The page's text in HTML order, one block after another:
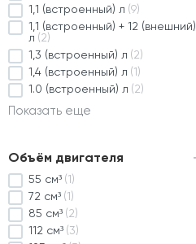
1,1 (встроенный) л (9)
1,1 (встроенный) + 12 (внешний)
л (2)
1,3 (встроенный) л (2)
1,4 (встроенный) л (1)
1.0 (встроенный) л (2)
Показать еще
Объём двигателя
55 см³ (1)
72 см³ (1)
85 см³ (2)
112 см³ (3)